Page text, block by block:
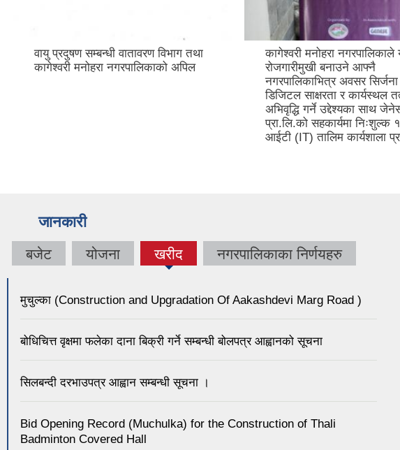
वायु प्रदुषण सम्बन्धी वातावरण विभाग तथा
कागेश्वरी मनोहरा नगरपालिकाको अपिल
कागेश्वरी मनोहरा नगरपालिकाले
रोजगारीमुखी बनाउने आफ्नै
नगरपालिकाभित्र अवसर
डिजिटल साक्षरता र कार्यस्थल
अभिवृद्धि गर्ने उद्देश्यका साथ
प्रा.लि.को सहकार्यमा निःशुल्क
आईटी (IT) तालिम कार्यशाला
जानकारी
बजेट योजना खरीद
(active
नगरपालिकाका निर्णयहरु
मुचुल्का (Construction and Upgradation Of Aakashdevi Marg Road )
बोधिचित्त वृक्षमा फलेका दाना बिक्री गर्ने सम्बन्धी बोलपत्र आह्वानको सूचना
सिलबन्दी दरभाउपत्र आह्वान सम्बन्धी सूचना ।
Bid Opening Record (Muchulka) for the Construction of Thali
Badminton Covered Hall